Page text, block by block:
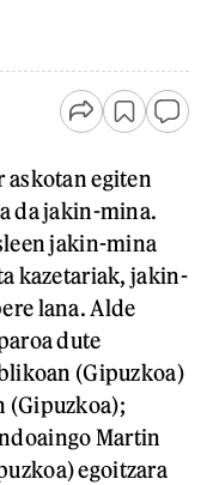
askotan egiten
da jakin-mina.
jakin-mina
kazetariak, jakin-
lana. Alde
dute
(Gipuzkoa)
(Gipuzkoa);
Martin
egoitzara